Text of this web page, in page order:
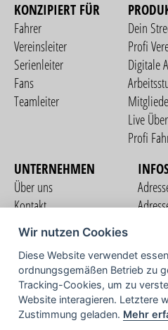
KONZIPIERT FÜR
Fahrer
Vereinsleiter
Serienleiter
Fans
Teamleiter
Dein
Profi
Digitale
Live
Profi
UNTERNEHMEN
Über uns
Kontakt
Nutzungsbedingungen
Datenschutzerklärung
Impressum
Wir nutzen Cookies
Diese Website verwendet
ordnungsgemäßen Betrieb zu
Tracking-Cookies, um zu
Website interagieren. Letztere
Zustimmung geladen. Mehr